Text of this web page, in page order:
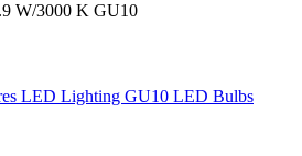
W/3000 K GU10
LED Lighting GU10 LED Bulbs